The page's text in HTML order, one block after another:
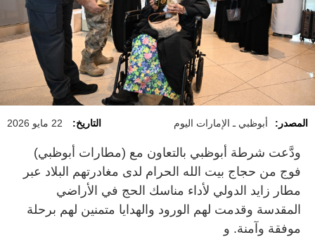
المصدر: أبوظبي ـ الإمارات اليوم التاريخ: 22 مايو 2026
ودَّعت شرطة أبوظبي بالتعاون مع (مطارات أبوظبي)
فوج من حجاج بيت الله الحرام لدى مغادرتهم البلاد عبر
مطار زايد الدولي لأداء مناسك الحج في الأراضي
المقدسة وقدمت لهم الورود والهدايا متمنين لهم برحلة
موفقة وآمنة. و